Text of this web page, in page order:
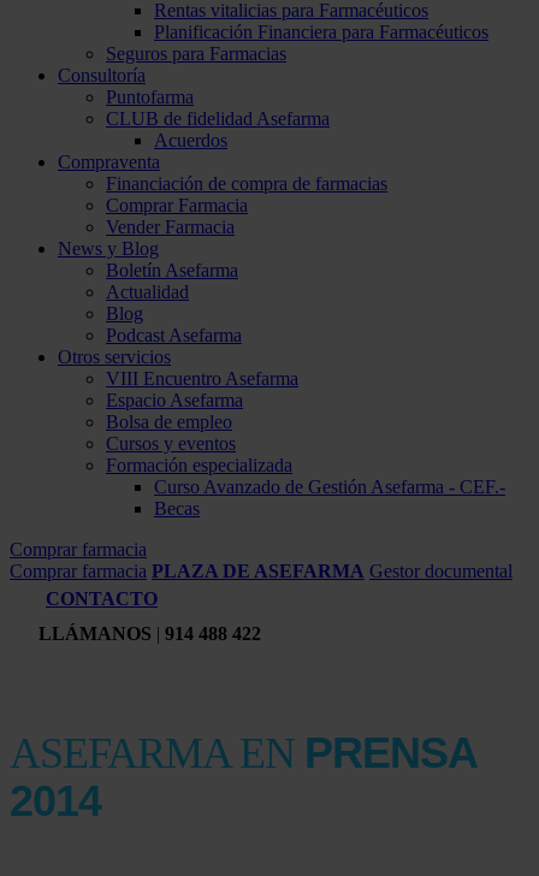
Rentas vitalicias para Farmacéuticos
Planificación Financiera para Farmacéuticos
Seguros para Farmacias
Consultoría
Puntofarma
CLUB de fidelidad Asefarma
Acuerdos
Compraventa
Financiación de compra de farmacias
Comprar Farmacia
Vender Farmacia
News y Blog
Boletín Asefarma
Actualidad
Blog
Podcast Asefarma
Otros servicios
VIII Encuentro Asefarma
Espacio Asefarma
Bolsa de empleo
Cursos y eventos
Formación especializada
Curso Avanzado de Gestión Asefarma - CEF.-
Becas
Comprar farmacia
Comprar farmacia PLAZA DE ASEFARMA Gestor documental
CONTACTO
LLÁMANOS | 914 488 422
ASEFARMA EN PRENSA
2014